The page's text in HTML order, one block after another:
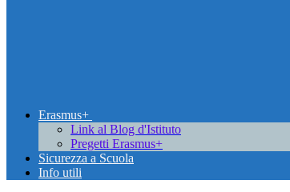
Erasmus+
Link al Blog d'Istituto
Pregetti Erasmus+
Sicurezza a Scuola
Info utili